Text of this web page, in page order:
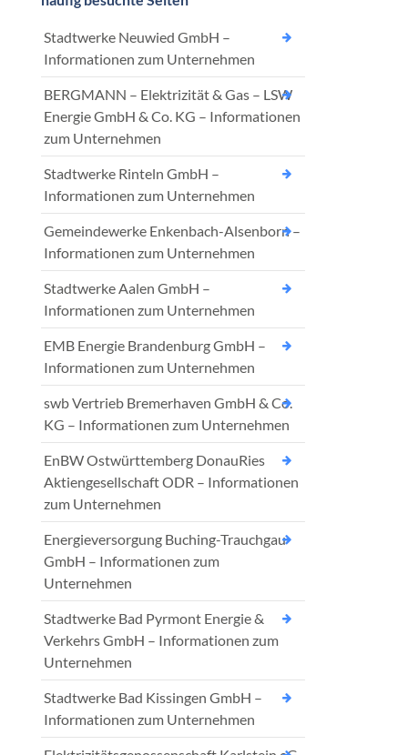
Stadtwerke Neuwied GmbH –
Informationen zum Unternehmen
BERGMANN – Elektrizität & Gas – LSW
Energie GmbH & Co. KG – Informationen
zum Unternehmen
Stadtwerke Rinteln GmbH –
Informationen zum Unternehmen
Gemeindewerke Enkenbach-Alsenborn –
Informationen zum Unternehmen
Stadtwerke Aalen GmbH –
Informationen zum Unternehmen
EMB Energie Brandenburg GmbH –
Informationen zum Unternehmen
swb Vertrieb Bremerhaven GmbH & Co.
KG – Informationen zum Unternehmen
EnBW Ostwürttemberg DonauRies
Aktiengesellschaft ODR – Informationen
zum Unternehmen
Energieversorgung Buching-Trauchgau
GmbH – Informationen zum
Unternehmen
Stadtwerke Bad Pyrmont Energie &
Verkehrs GmbH – Informationen zum
Unternehmen
Stadtwerke Bad Kissingen GmbH –
Informationen zum Unternehmen